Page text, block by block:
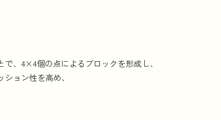
、4×4個の点によるブロックを形成し、
ョン性を高め、